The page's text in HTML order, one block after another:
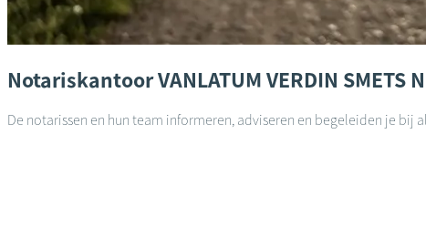
NotariskantoorVANLATUM VERDIN SMETS
De notarissen en hun team informeren, adviseren en begeleiden je bij